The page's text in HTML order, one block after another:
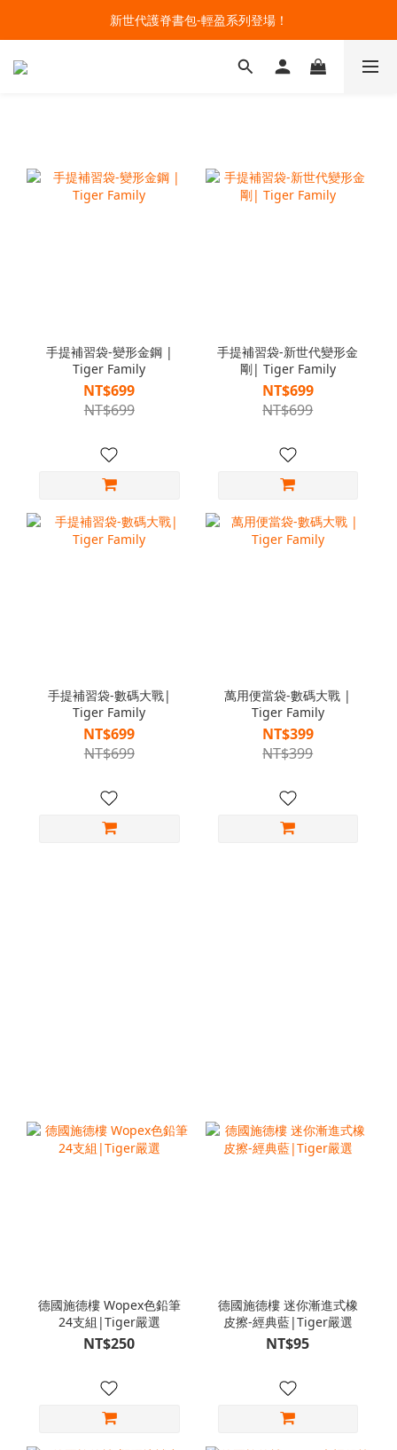
🔥今夏最夯 Pokémon 寶可夢書包現貨熱賣中！開心迎接新學期！
新世代護脊書包-輕盈系列登場！
開學裝備大作戰！購買指定款護脊書包就送補習袋+零錢包
手提補習袋-變形金鋼 |
Tiger Family
NT$699
NT$699
手提補習袋-新世代變形金
剛| Tiger Family
NT$699
NT$699
手提補習袋-數碼大戰|
Tiger Family
NT$699
NT$699
萬用便當袋-數碼大戰 |
Tiger Family
NT$399
NT$399
德國施德樓 Wopex色鉛筆
24支組|Tiger嚴選
NT$250
德國施德樓 迷你漸進式橡
皮擦-經典藍|Tiger嚴選
NT$95